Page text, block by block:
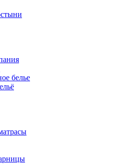
белье